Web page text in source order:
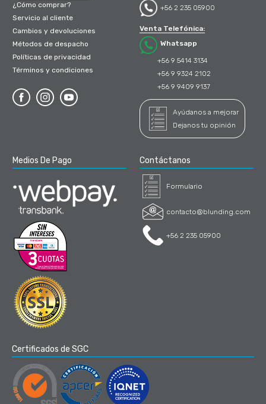
¿Cómo comprar?
Servicio al cliente
Cambios y devoluciones
Métodos de despacho
Políticas de privacidad
Términos y condiciones
+56 2 235 05900
Venta Telefónica:
Whatsapp
+56 9 5414 3134
+56 9 9324 2102
+56 9 9409 9137
Ayúdanos a mejorar
Dejanos tu opinión
Medios De Pago Contáctanos
Formulario
contacto@blunding.com
+56 2 235 05900
Certificados de SGC